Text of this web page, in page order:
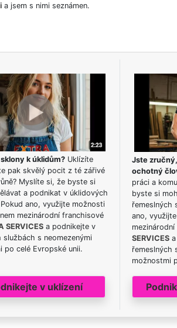
a jsem s nimi seznámen.
k úklidům?Uklízíte
pak skvělý pocit z té zářivé
Myslíte si, že byste si
a podnikat v úklidových
ano, využijte možnosti
mezinárodní franchisové
SERVICESa podnikejte v
službách s neomezenými
po celé Evropské unii.
v uklízení
Jste
ochotný
práci a
byste si
řemeslných
ano,
SERVICES
řemeslných
možnostmi